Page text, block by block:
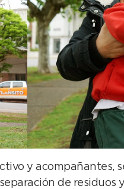
y acompañantes,
de